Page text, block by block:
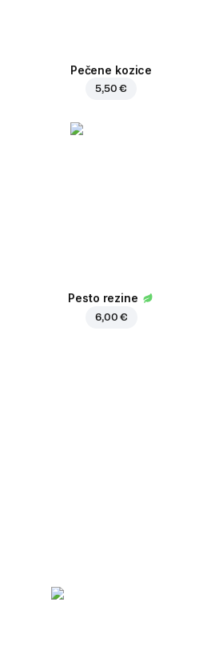
Pečene kozice
5,50 €
Pesto rezine
6,00 €